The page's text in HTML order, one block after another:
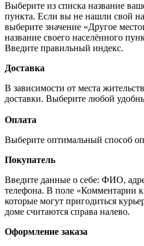
Выберите из списка название
пункта. Если вы не нашли свой
выберите значение «Другое
название своего населённого
Введите правильный индекс.
Доставка
В зависимости от места
доставки. Выберите любой
Оплата
Выберите оптимальный способ
Покупатель
Введите данные о себе: ФИО,
телефона. В поле «Комментарии к
которые могут пригодиться
доме считаются справа налево.
Оформление заказа